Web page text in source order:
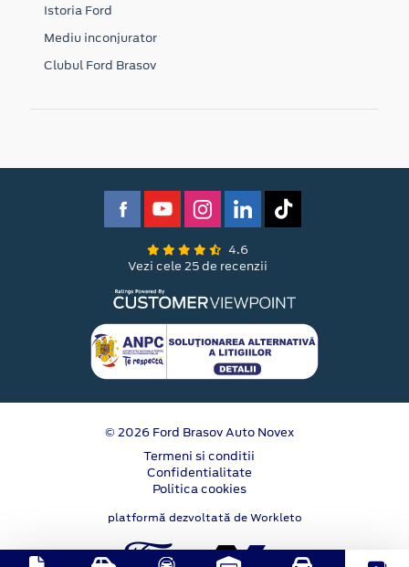
Istoria Ford
Mediu inconjurator
Clubul Ford Brasov
4.6
Vezi cele 25 de recenzii
© 2026 Ford Brasov Auto Novex
Termeni si conditii
Confidentialitate
Politica cookies
platformă dezvoltată de Workleto